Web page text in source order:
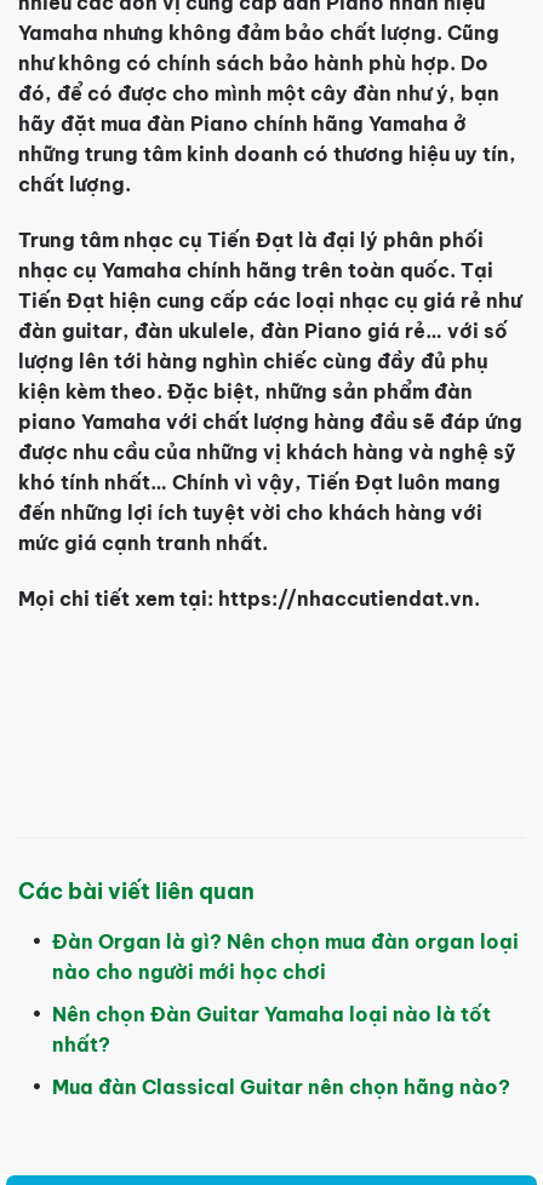
Yamaha nhưng không đảm bảo chất lượng. Cũng
như không có chính sách bảo hành phù hợp. Do
đó, để có được cho mình một cây đàn như ý, bạn
hãy đặt mua đàn Piano chính hãng Yamaha ở
những trung tâm kinh doanh có thương hiệu uy tín,
chất lượng.
Trung tâm nhạc cụ Tiến Đạt là đại lý phân phối
nhạc cụ Yamaha chính hãng trên toàn quốc. Tại
Tiến Đạt hiện cung cấp các loại nhạc cụ giá rẻ như
đàn guitar, đàn ukulele, đàn Piano giá rẻ… với số
lượng lên tới hàng nghìn chiếc cùng đầy đủ phụ
kiện kèm theo. Đặc biệt, những sản phẩm đàn
piano Yamaha với chất lượng hàng đầu sẽ đáp ứng
được nhu cầu của những vị khách hàng và nghệ sỹ
khó tính nhất… Chính vì vậy, Tiến Đạt luôn mang
đến những lợi ích tuyệt vời cho khách hàng với
mức giá cạnh tranh nhất.
Mọi chi tiết xem tại: https://nhaccutiendat.vn.
Các bài viết liên quan
Đàn Organ là gì? Nên chọn mua đàn organ loại
nào cho người mới học chơi
Nên chọn Đàn Guitar Yamaha loại nào là tốt
nhất?
Mua đàn Classical Guitar nên chọn hãng nào?